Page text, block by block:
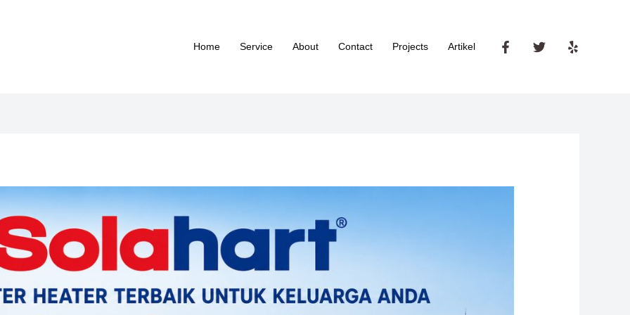
Home Service About Contact Projects Artikel